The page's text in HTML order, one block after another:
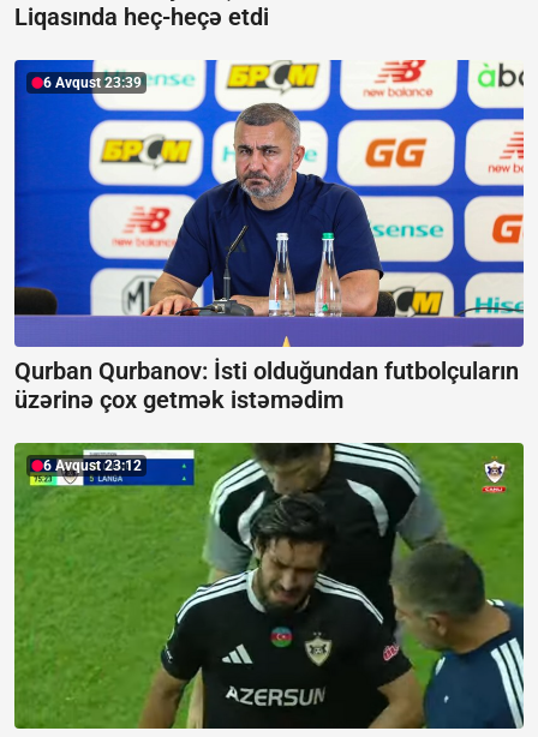
Liqasında heç-heçə etdi
6 Avqust 23:39
Qurban Qurbanov: İsti olduğundan futbolçuların
üzərinə çox getmək istəmədim
6 Avqust 23:12